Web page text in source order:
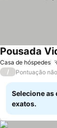
Casa de hóspedes
Pousada
/ Pontuação
Selecione as
exatos.